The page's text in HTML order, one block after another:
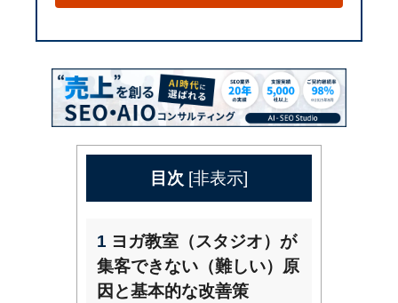
目次 [非表示]
1 ヨガ教室（スタジオ）が
集客できない（難しい）原
因と基本的な改善策